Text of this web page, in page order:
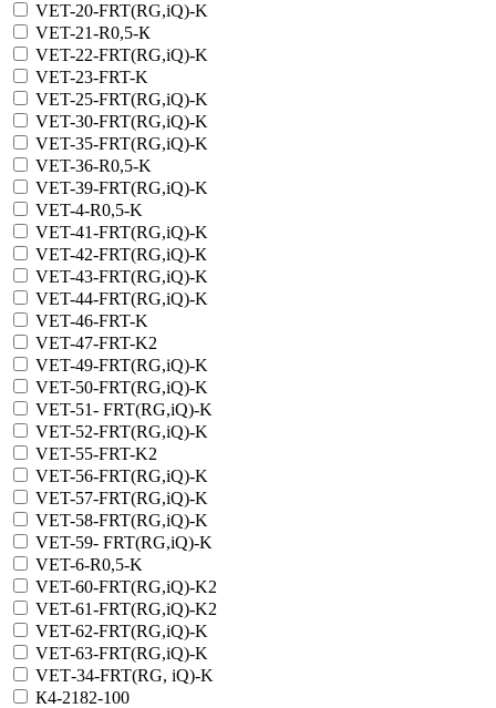
VET-20-FRT(RG,iQ)-K
VET-21-R0,5-К
VET-22-FRT(RG,iQ)-K
VET-23-FRT-K
VET-25-FRT(RG,iQ)-K
VET-30-FRT(RG,iQ)-K
VET-35-FRT(RG,iQ)-K
VET-36-R0,5-K
VET-39-FRT(RG,iQ)-K
VET-4-R0,5-K
VET-41-FRT(RG,iQ)-K
VET-42-FRT(RG,iQ)-К
VET-43-FRT(RG,iQ)-K
VET-44-FRT(RG,iQ)-K
VET-46-FRT-K
VET-47-FRT-K2
VET-49-FRT(RG,iQ)-K
VET-50-FRT(RG,iQ)-K
VET-51- FRT(RG,iQ)-K
VET-52-FRT(RG,iQ)-K
VET-55-FRT-K2
VET-56-FRT(RG,iQ)-K
VET-57-FRT(RG,iQ)-K
VET-58-FRT(RG,iQ)-K
VET-59- FRT(RG,iQ)-K
VET-6-R0,5-K
VET-60-FRT(RG,iQ)-K2
VET-61-FRT(RG,iQ)-K2
VET-62-FRT(RG,iQ)-K
VET-63-FRT(RG,iQ)-K
VET‑34-FRT(RG, iQ)-K
К4-2182-100